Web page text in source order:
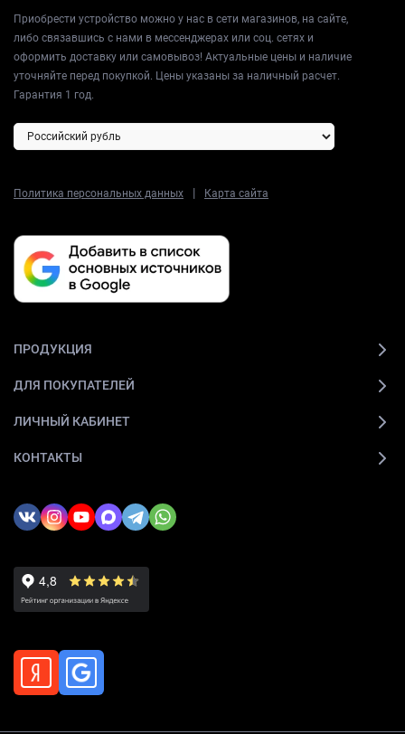
Приобрести устройство можно у нас в сети магазинов, на сайте,
либо связавшись с нами в мессенджерах или соц. сетях и
оформить доставку или самовывоз! Актуальные цены и наличие
уточняйте перед покупкой. Цены указаны за наличный расчет.
Гарантия 1 год.
Политика персональных данных | Карта сайта
ПРОДУКЦИЯ
ДЛЯ ПОКУПАТЕЛЕЙ
ЛИЧНЫЙ КАБИНЕТ
КОНТАКТЫ